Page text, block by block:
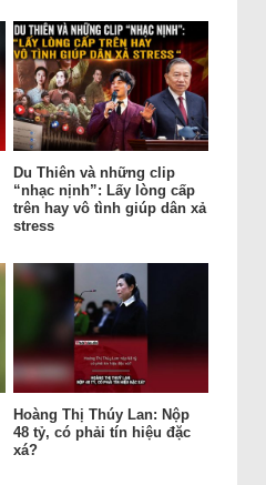
Du Thiên và những clip
“nhạc nịnh”: Lấy lòng cấp
trên hay vô tình giúp dân xả
stress
Hoàng Thị Thúy Lan: Nộp
48 tỷ, có phải tín hiệu đặc
xá?